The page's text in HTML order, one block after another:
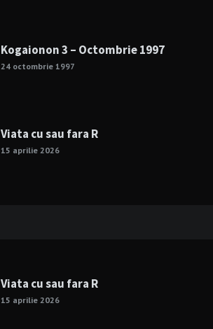
Kogaionon 3 – Octombrie 1997
24 octombrie 1997
Viata cu sau fara R
15 aprilie 2026
Viata cu sau fara R
15 aprilie 2026